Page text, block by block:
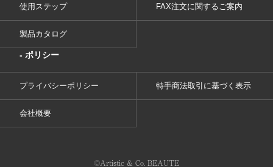
使用ステップ FAX注文に関するご案内
製品カタログ
- ポリシー
プライバシーポリシー 特手商法取引に基づく表示
会社概要
©︎Artistic & Co. BEAUTE